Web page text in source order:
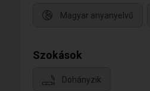
Magyar anyanyelvű
Szokások
Dohányzik